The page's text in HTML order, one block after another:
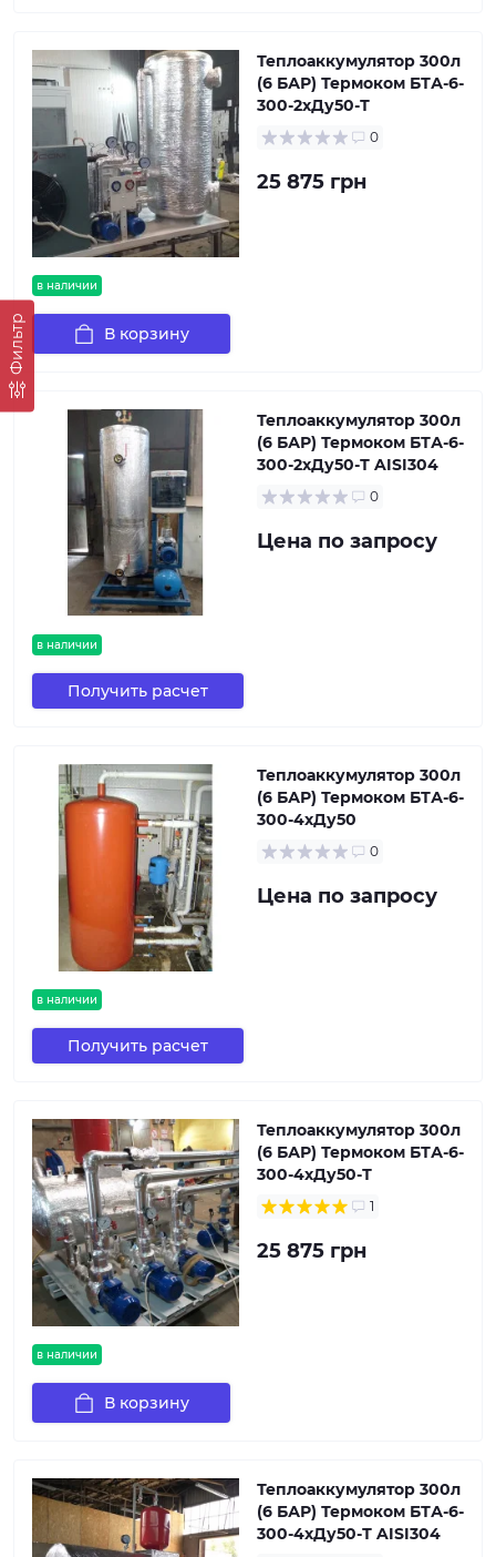
Фильтр
в наличии
Теплоаккумулятор 300л
(6 БАР) Термоком БТА-6-
300-2хДу50-Т
0
25 875 грн
В корзину
в наличии
Теплоаккумулятор 300л
(6 БАР) Термоком БТА-6-
300-2хДу50-Т AISI304
0
Цена по запросу
Получить расчет
в наличии
Теплоаккумулятор 300л
(6 БАР) Термоком БТА-6-
300-4хДу50
0
Цена по запросу
Получить расчет
в наличии
Теплоаккумулятор 300л
(6 БАР) Термоком БТА-6-
300-4хДу50-Т
1
25 875 грн
В корзину
Теплоаккумулятор 300л
(6 БАР) Термоком БТА-6-
300-4хДу50-Т AISI304